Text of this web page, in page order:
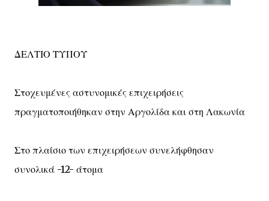
ΔΕΛΤΙΟ ΤΥΠΟΥ
Στοχευμένες αστυνομικές επιχειρήσεις
πραγματοποιήθηκαν στην Αργολίδα και στη Λακωνία
Στο πλαίσιο των επιχειρήσεων συνελήφθησαν
συνολικά -12- άτομα